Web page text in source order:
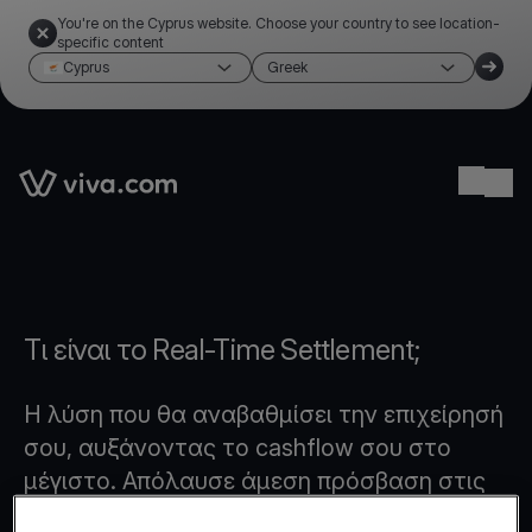
You're on the Cyprus website. Choose your country to see location-
specific content
Cyprus
Greek
Link to the homepage
Τι είναι το Real-Time Settlement;
Η λύση που θα αναβαθμίσει την επιχείρησή
σου, αυξάνοντας το cashflow σου στο
μέγιστο. Απόλαυσε άμεση πρόσβαση στις